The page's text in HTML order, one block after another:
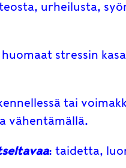
urheilusta,
stressin
tai
vähentämällä.
: taidetta,